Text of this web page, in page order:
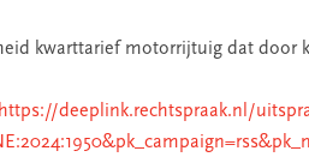
kwarttarief motorrijtuig dat door
https://deeplink.rechtspraak.nl/